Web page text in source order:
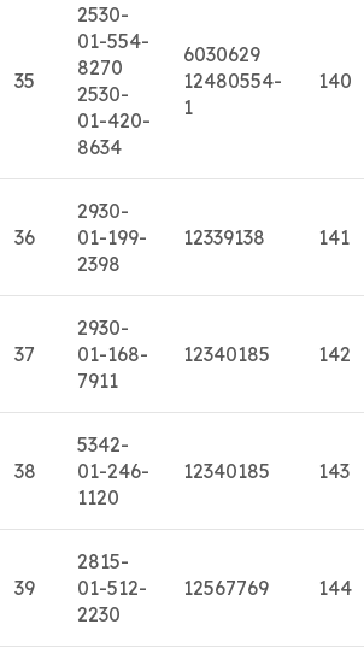
35
2530-
01-554-
8270
2530-
01-420-
8634
6030629
12480554-
1
140
36
2930-
01-199-
2398
12339138 141
37
2930-
01-168-
7911
12340185 142
38
5342-
01-246-
1120
12340185 143
39
2815-
01-512-
2230
12567769 144